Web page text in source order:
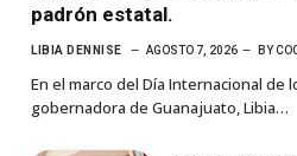
padrón estatal.
LIBIA DENNISE AGOSTO 7, 2026 BY
En el marco del Día Internacional de
gobernadora de Guanajuato, Libia…